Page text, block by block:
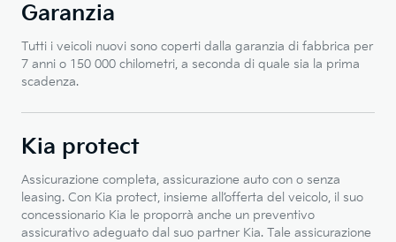
Garanzia
Tutti i veicoli nuovi sono coperti dalla garanzia di fabbrica per
7 anni o 150 000 chilometri, a seconda di quale sia la prima
scadenza.
Kia protect
Assicurazione completa, assicurazione auto con o senza
leasing. Con Kia protect, insieme all’offerta del veicolo, il suo
concessionario Kia le proporrà anche un preventivo
assicurativo adeguato dal suo partner Kia. Tale assicurazione